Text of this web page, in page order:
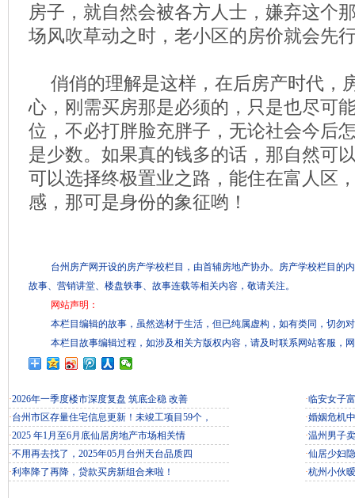
房子，就自然会被各方人士，嫌弃这个
场风吹草动之时，老小区的房价就会先
俏俏的理解是这样，在后房产时代，
心，刚需买房那是必须的，只是也尽可
位，不必打胖脸充胖子，无论社会今后
是少数。如果真的钱多的话，那自然可
可以选择终极置业之路，能住在富人区
感，那可是身份的象征哟！
台州房产网开设的房产学校栏目，由首辅房地产协办。房产学校栏目的
故事、营销讲堂、楼盘轶事、故事连载等相关内容，敬请关注。
网站声明：
本栏目编辑的故事，虽然选材于生活，但已纯属虚构，如有类同，切勿
本栏目故事编辑过程，如涉及相关方版权内容，请及时联系网站客服，
·2026年一季度楼市深度复盘 筑底企稳 改善
·台州市区存量住宅信息更新！未竣工项目59个，
·2025 年1月至6月底仙居房地产市场相关情
·不用再去找了，2025年05月台州天台品质四
·利率降了再降，贷款买房新组合来啦！
·临安女子
·婚姻危机
·温州男子
·仙居少妇
·杭州小伙